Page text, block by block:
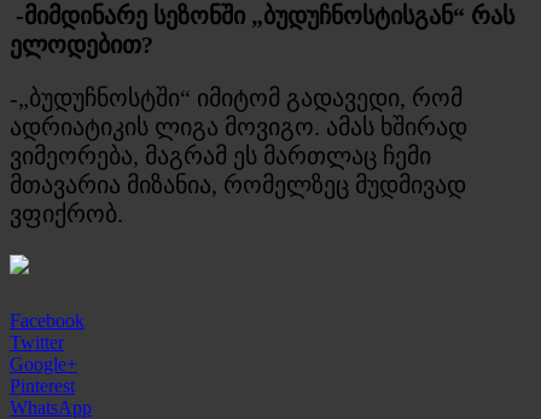
-მიმდინარე სეზონში „ბუდუჩნოსტისგან“ რას
ელოდებით?
-„ბუდუჩნოსტში“ იმიტომ გადავედი, რომ
ადრიატიკის ლიგა მოვიგო. ამას ხშირად
ვიმეორება, მაგრამ ეს მართლაც ჩემი
მთავარია მიზანია, რომელზეც მუდმივად
ვფიქრობ.
Facebook
Twitter
Google+
Pinterest
WhatsApp